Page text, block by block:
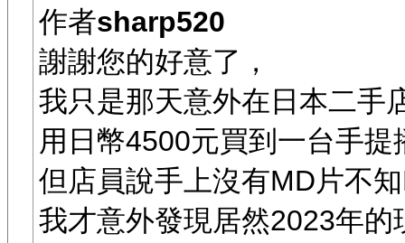
作者sharp520
謝謝您的好意了，
我只是那天意外在日本二手
用日幣4500元買到一台手提
但店員說手上沒有MD片不
我才意外發現居然2023年